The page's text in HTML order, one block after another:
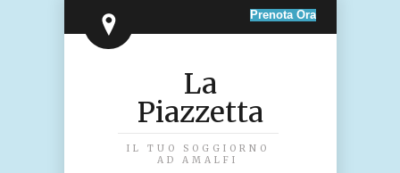
La
Piazzetta
IL TUO SOGGIORNO
AD AMALFI